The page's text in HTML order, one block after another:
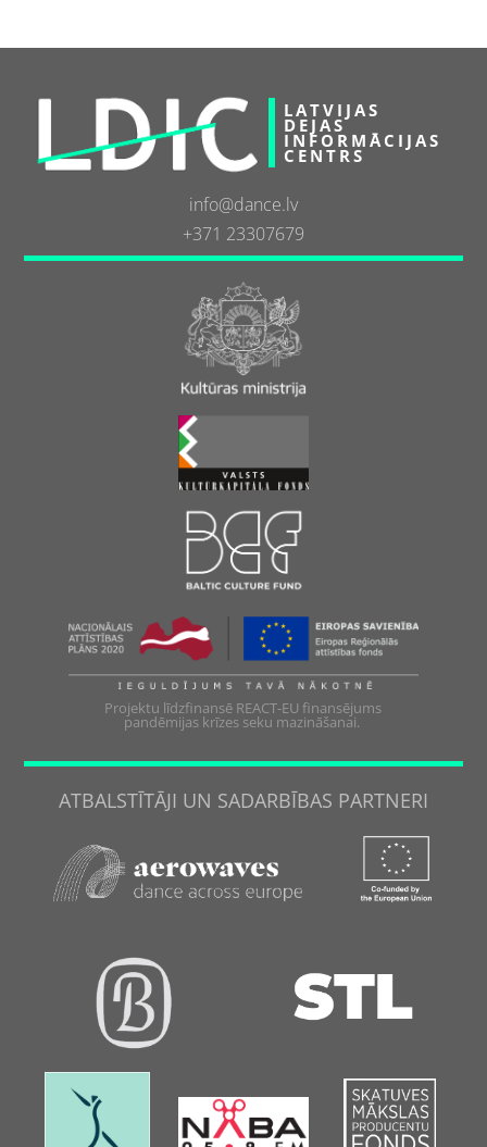
LATVIJAS
DEJAS
INFORMĀCIJAS
CENTRS
info@dance.lv
+371 23307679
Projektu līdzfinansē REACT-EU finansējums
pandēmijas krīzes seku mazināšanai.
ATBALSTĪTĀJI UN SADARBĪBAS PARTNERI